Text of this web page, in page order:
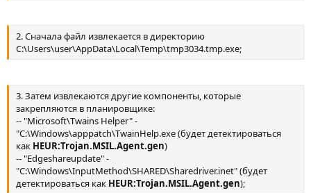
2. Сначала файл извлекается в директорию
C:\Users\user\AppData\Local\Temp\tmp3034.tmp.exe;
3. Затем извлекаются другие компоненты, которые
закрепляются в планировщике:
-- "Microsoft\Twains Helper" -
"C:\Windows\apppatch\TwainHelp.exe (будет детектироваться
как HEUR:Trojan.MSIL.Agent.gen)
-- "Edgeshareupdate" -
"C:\Windows\InputMethod\SHARED\Sharedriver.inet" (будет
детектироваться как HEUR:Trojan.MSIL.Agent.gen);